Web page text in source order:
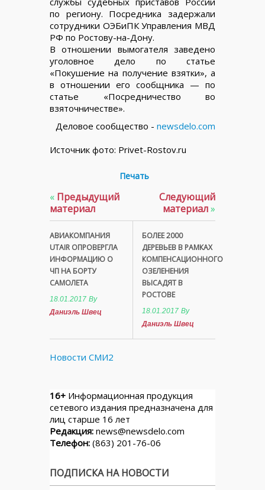
по региону. Посредника задержали
сотрудники ОЭБиПК Управления МВД
РФ по Ростову-на-Дону.
В отношении вымогателя заведено
уголовное дело по статье
«Покушение на получение взятки», а
в отношении его сообщника — по
статье «Посредничество во
взяточничестве».
Деловое сообщество - newsdelo.com
Источник фото: Privet-Rostov.ru
Печать
« Предыдущий
материал
АВИАКОМПАНИЯ
UTAIR ОПРОВЕРГЛА
ИНФОРМАЦИЮ О
ЧП НА БОРТУ
САМОЛЕТА
18.01.2017 By
Даниэль Швец
Следующий
материал»
БОЛЕЕ 2000
ДЕРЕВЬЕВ В РАМКАХ
КОМПЕНСАЦИОННОГО
ОЗЕЛЕНЕНИЯ
ВЫСАДЯТ В
РОСТОВЕ
18.01.2017 By
Даниэль Швец
Новости СМИ2
16+ Информационная продукция
сетевого издания предназначена для
лиц старше 16 лет
Редакция: news@newsdelo.com
Телефон: (863) 201-76-06
ПОДПИСКА НА НОВОСТИ